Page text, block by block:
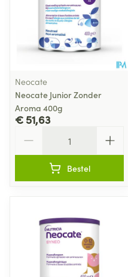
Neocate
Neocate Junior Zonder
Aroma 400g
€ 51,63
Bestel